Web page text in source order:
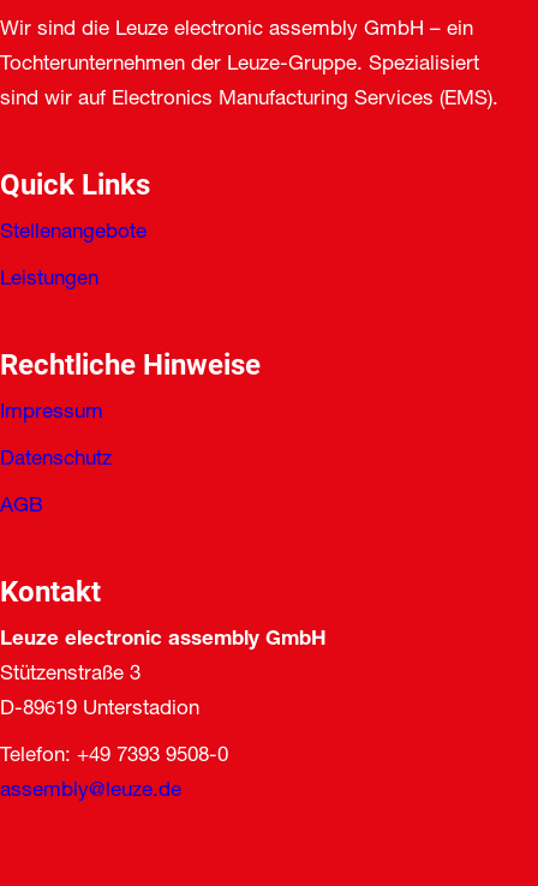
Wir sind die Leuze electronic assembly GmbH – ein
Tochterunternehmen der Leuze-Gruppe. Spezialisiert
sind wir auf Electronics Manufacturing Services (EMS).
Quick Links
Stellenangebote
Leistungen
Rechtliche Hinweise
Impressum
Datenschutz
AGB
Kontakt
Leuze electronic assembly GmbH
Stützenstraße 3
D-89619 Unterstadion
Telefon: +49 7393 9508-0
assembly@leuze.de